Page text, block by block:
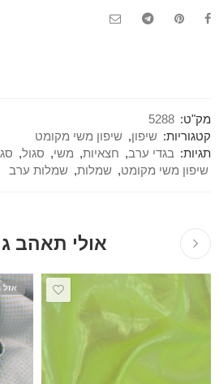
מק"ט: 5288
קטגוריות: שיפון, שיפון משי מקומט
תגיות: בגדי ערב, חצאיות, משי, סגול,
שיפון משי מקומט, שמלות, שמלות ערב
אולי תאהב
אזל